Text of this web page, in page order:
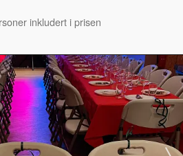
inkludert i prisen